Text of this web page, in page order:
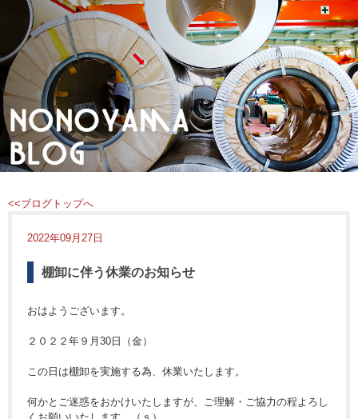
<<ブログトップへ
2022年09月27日
棚卸に伴う休業のお知らせ
おはようございます。
２０２２年９月30日（金）
この日は棚卸を実施する為、休業いたします。
何かとご迷惑をおかけいたしますが、ご理解・ご協力の程よろし